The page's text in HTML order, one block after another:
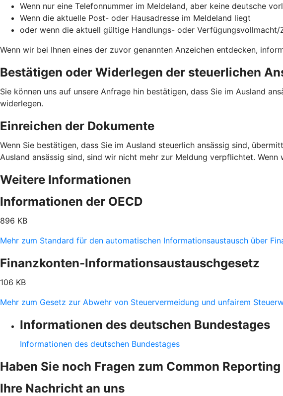
Wenn nur eine Telefonnummer im Meldeland, aber keine deutsche
Wenn die aktuelle Post- oder Hausadresse im Meldeland liegt
oder wenn die aktuell gültige Handlungs- oder
Wenn wir bei Ihnen eines der zuvor genannten Anzeichen entdecken,
Bestätigen oder Widerlegen der steuerlichen
Sie können uns auf unsere Anfrage hin bestätigen, dass Sie im Ausland
widerlegen.
Einreichen der Dokumente
Wenn Sie bestätigen, dass Sie im Ausland steuerlich ansässig sind,
Ausland ansässig sind, sind wir nicht mehr zur Meldung verpflichtet.
Weitere Informationen
Informationen der OECD
896 KB
Mehr zum Standard für den automatischen Informationsaustausch über
Finanzkonten-Informationsaustauschgesetz
106 KB
Mehr zum Gesetz zur Abwehr von Steuervermeidung und unfairem
Informationen des deutschen Bundestages
Informationen des deutschen Bundestages
Haben Sie noch Fragen zum Common
Ihre Nachricht an uns